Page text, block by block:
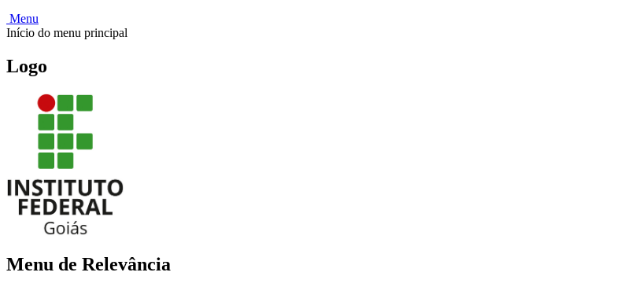
Menu
Início do menu principal
Logo
Menu de Relevância